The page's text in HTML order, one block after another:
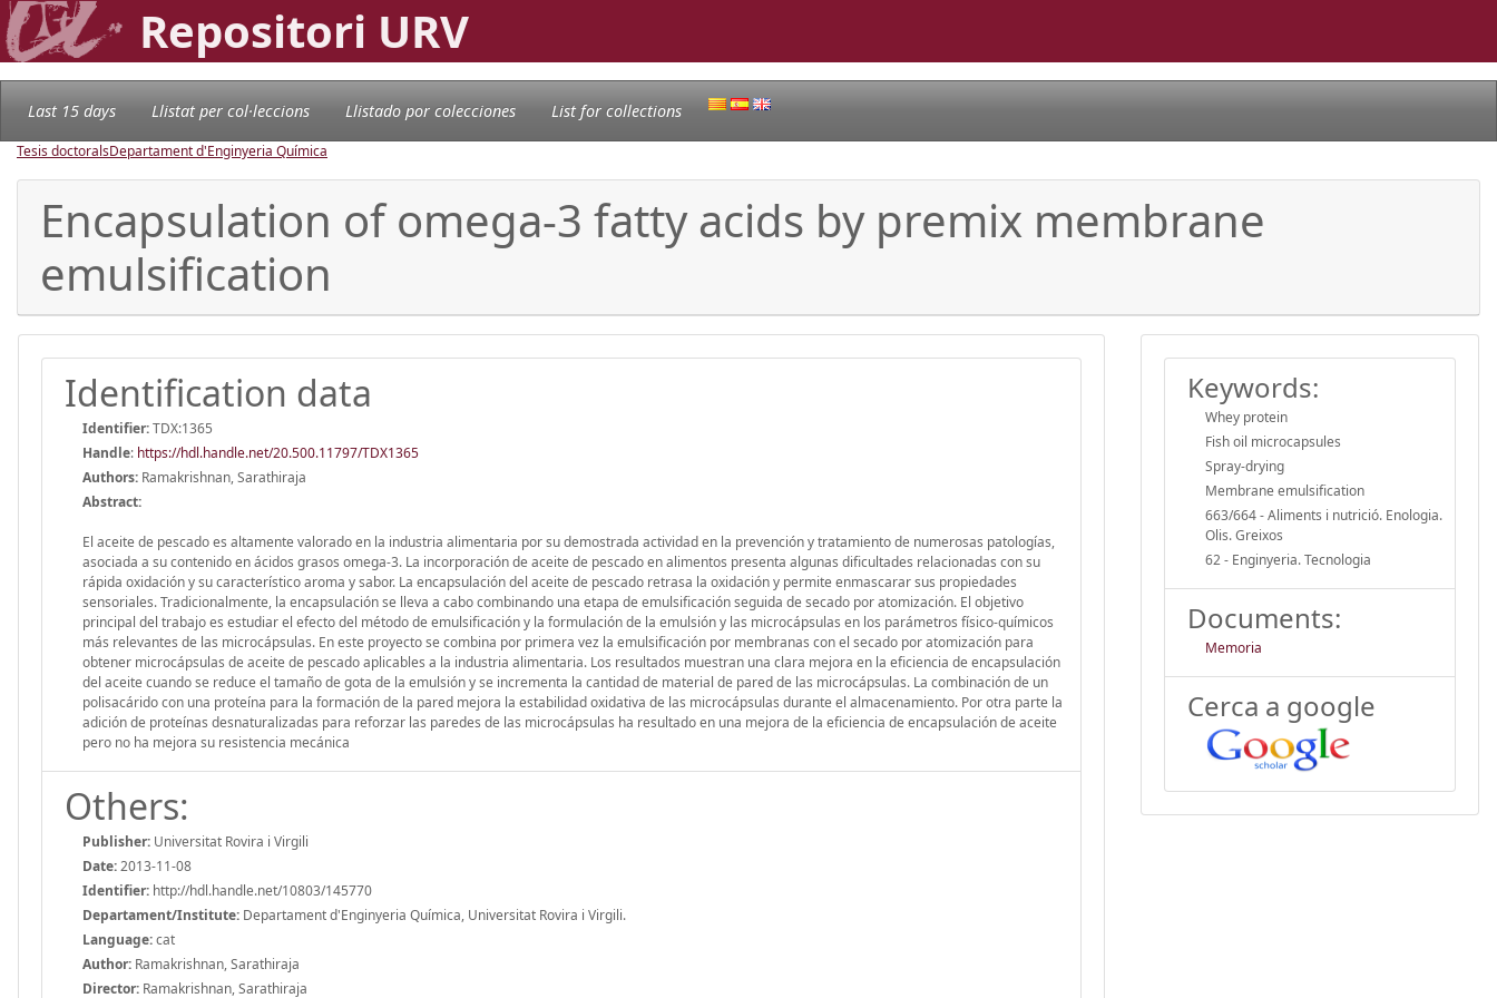
Repositori URV
Last 15 days Llistat per col·leccions Llistado por colecciones List for collections
Tesis doctoralsDepartament d'Enginyeria Química
Encapsulation of omega-3 fatty acids by premix membrane
emulsification
Identification data
Identifier:TDX:1365
Handle: https://hdl.handle.net/20.500.11797/TDX1365
Authors: Ramakrishnan, Sarathiraja
Abstract:
El aceite de pescado es altamente valorado en la industria alimentaria por su demostrada actividad en la prevención y tratamiento de numerosas patologías,
asociada a su contenido en ácidos grasos omega-3. La incorporación de aceite de pescado en alimentos presenta algunas dificultades relacionadas con su
rápida oxidación y su característico aroma y sabor. La encapsulación del aceite de pescado retrasa la oxidación y permite enmascarar sus propiedades
sensoriales. Tradicionalmente, la encapsulación se lleva a cabo combinando una etapa de emulsificación seguida de secado por atomización. El objetivo
principal del trabajo es estudiar el efecto del método de emulsificación y la formulación de la emulsión y las microcápsulas en los parámetros físico-químicos
más relevantes de las microcápsulas. En este proyecto se combina por primera vez la emulsificación por membranas con el secado por atomización para
obtener microcápsulas de aceite de pescado aplicables a la industria alimentaria. Los resultados muestran una clara mejora en la eficiencia de encapsulación
del aceite cuando se reduce el tamaño de gota de la emulsión y se incrementa la cantidad de material de pared de las microcápsulas. La combinación de un
polisacárido con una proteína para la formación de la pared mejora la estabilidad oxidativa de las microcápsulas durante el almacenamiento. Por otra parte la
adición de proteínas desnaturalizadas para reforzar las paredes de las microcápsulas ha resultado en una mejora de la eficiencia de encapsulación de aceite
pero no ha mejora su resistencia mecánica
Others:
Publisher: Universitat Rovira i Virgili
Date:2013-11-08
Identifier: http://hdl.handle.net/10803/145770
Departament/Institute: Departament d'Enginyeria Química, Universitat Rovira i Virgili.
Language:cat
Author: Ramakrishnan, Sarathiraja
Director: Ramakrishnan, Sarathiraja
Keywords:
Whey protein
Fish oil microcapsules
Spray-drying
Membrane emulsification
663/664 - Aliments i nutrició. Enologia.
Olis. Greixos
62 - Enginyeria. Tecnologia
Documents:
Memoria
Cerca a google